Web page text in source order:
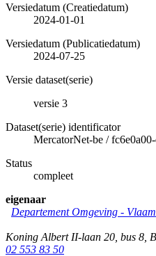
Versiedatum (Creatiedatum)
2024-01-01
Versiedatum (Publicatiedatum)
2024-07-25
Versie dataset(serie)
versie 3
Dataset(serie) identificator
MercatorNet-be /
Status
compleet
eigenaar
Departement Omgeving -
Koning Albert II-laan 20, bus 8
02 553 83 50